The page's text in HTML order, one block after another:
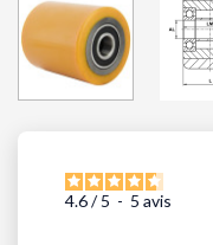
4.6/ 5 - 5 avis